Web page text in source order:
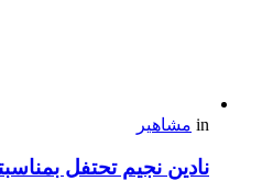
in مشاهير
نادين نجيم تحتفل